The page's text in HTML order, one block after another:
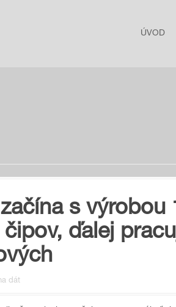
ÚVOD
s výrobou
ďalej
dát